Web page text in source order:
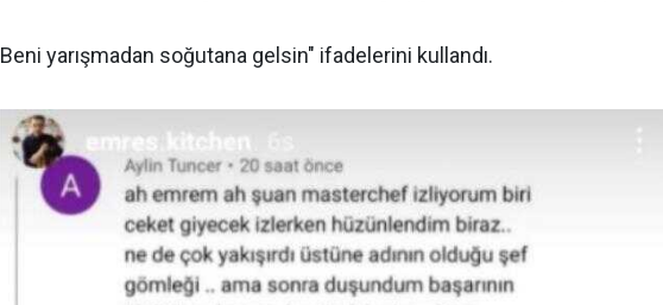
Beni yarışmadan soğutana gelsin" ifadelerini kullandı.